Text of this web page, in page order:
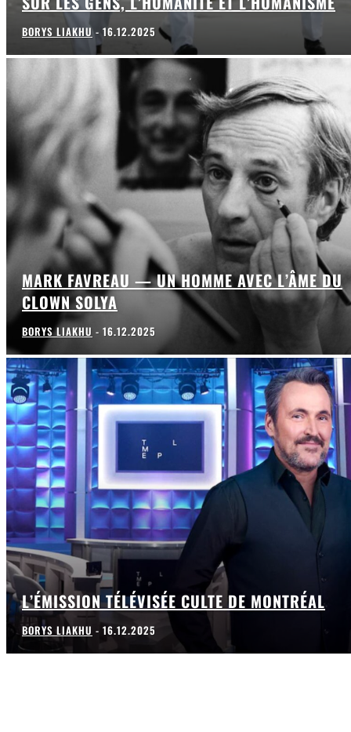
BORYS LIAKHU - 16.12.2025
MARK FAVREAU — UN HOMME AVEC L’ÂME DU
CLOWN SOLYA
BORYS LIAKHU - 16.12.2025
L’ÉMISSION TÉLÉVISÉE CULTE DE MONTRÉAL
BORYS LIAKHU - 16.12.2025